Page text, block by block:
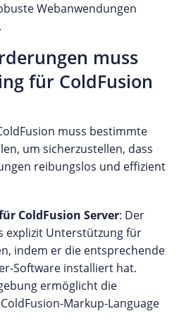
Webanwendungen
muss
für ColdFusion
muss bestimmte
um sicherzustellen, dass
reibungslos und effizient
ColdFusion Server: Der
explizit Unterstützung für
indem er die entsprechende
Software installiert hat.
ermöglicht die
Markup-Language